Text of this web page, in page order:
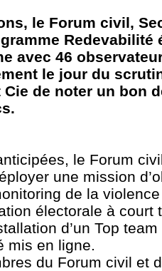
le Forum civil,
Redevabilité
avec 46
le jour du
de noter un bon
le Forum
une mission
de la violence
électorale à court
d’un Top
mis en ligne.
du Forum civil et